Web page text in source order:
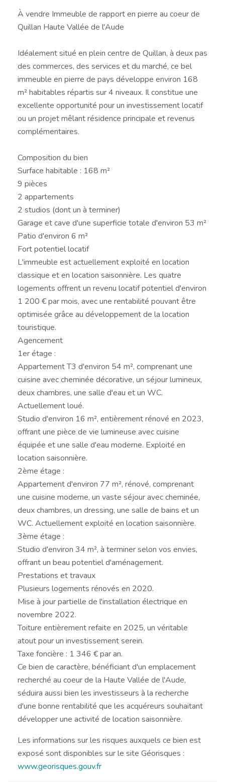
À vendre Immeuble de rapport en pierre au coeur de
Quillan Haute Vallée de l'Aude
Idéalement situé en plein centre de Quillan, à deux pas
des commerces, des services et du marché, ce bel
immeuble en pierre de pays développe environ 168
m² habitables répartis sur 4 niveaux. Il constitue une
excellente opportunité pour un investissement locatif
ou un projet mêlant résidence principale et revenus
complémentaires.
Composition du bien
Surface habitable : 168 m²
9 pièces
2 appartements
2 studios (dont un à terminer)
Garage et cave d'une superficie totale d'environ 53 m²
Patio d'environ 6 m²
Fort potentiel locatif
L'immeuble est actuellement exploité en location
classique et en location saisonnière. Les quatre
logements offrent un revenu locatif potentiel d'environ
1 200 € par mois, avec une rentabilité pouvant être
optimisée grâce au développement de la location
touristique.
Agencement
1er étage :
Appartement T3 d'environ 54 m², comprenant une
cuisine avec cheminée décorative, un séjour lumineux,
deux chambres, une salle d'eau et un WC.
Actuellement loué.
Studio d'environ 16 m², entièrement rénové en 2023,
offrant une pièce de vie lumineuse avec cuisine
équipée et une salle d'eau moderne. Exploité en
location saisonnière.
2ème étage :
Appartement d'environ 77 m², rénové, comprenant
une cuisine moderne, un vaste séjour avec cheminée,
deux chambres, un dressing, une salle de bains et un
WC. Actuellement exploité en location saisonnière.
3ème étage :
Studio d'environ 34 m², à terminer selon vos envies,
offrant un beau potentiel d'aménagement.
Prestations et travaux
Plusieurs logements rénovés en 2020.
Mise à jour partielle de l'installation électrique en
novembre 2022.
Toiture entièrement refaite en 2025, un véritable
atout pour un investissement serein.
Taxe foncière : 1 346 € par an.
Ce bien de caractère, bénéficiant d'un emplacement
recherché au coeur de la Haute Vallée de l'Aude,
séduira aussi bien les investisseurs à la recherche
d'une bonne rentabilité que les acquéreurs souhaitant
développer une activité de location saisonnière.
Les informations sur les risques auxquels ce bien est
exposé sont disponibles sur le site Géorisques :
www.georisques.gouv.fr